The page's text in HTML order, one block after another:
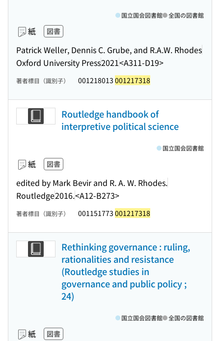
紙 図書
Patrick Weller, Dennis C. Grube, and R.A.W. Rhodes
Oxford University Press2021<A311-D19>
国立国会図書館 全国の図書館
著者標目（識別子） 001218013 001217318
Routledge handbook of
interpretive political science
紙 図書
edited by Mark Bevir and R. A. W. Rhodes.
Routledge2016.<A12-B273>
国立国会図書館
著者標目（識別子） 001151773 001217318
Rethinking governance : ruling,
rationalities and resistance
(Routledge studies in
governance and public policy ;
24)
紙 図書
国立国会図書館 全国の図書館